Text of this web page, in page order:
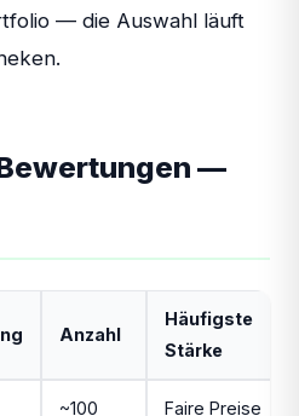
— die Auswahl läuft
—
Anzahl
Häufigste
Stärke
~100 Faire Preise